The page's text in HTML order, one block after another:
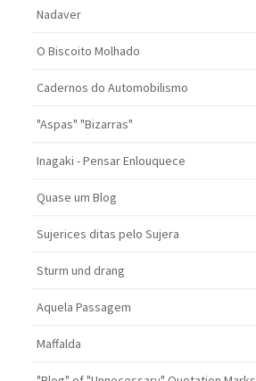
Nadaver
O Biscoito Molhado
Cadernos do Automobilismo
"Aspas" "Bizarras"
Inagaki - Pensar Enlouquece
Quase um Blog
Sujerices ditas pelo Sujera
Sturm und drang
Aquela Passagem
Maffalda